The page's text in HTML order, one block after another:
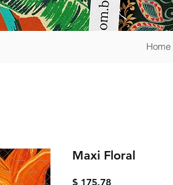
Home
Maxi Floral
$ 175.78Preço